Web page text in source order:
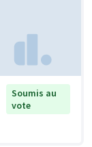
Soumis au
vote